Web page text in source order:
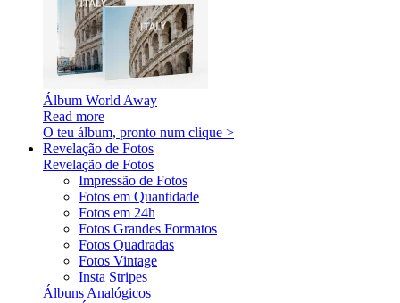
Álbum World Away
Read more
O teu álbum, pronto num clique >
Revelação de Fotos
Revelação de Fotos
Impressão de Fotos
Fotos em Quantidade
Fotos em 24h
Fotos Grandes Formatos
Fotos Quadradas
Fotos Vintage
Insta Stripes
Álbuns Analógicos